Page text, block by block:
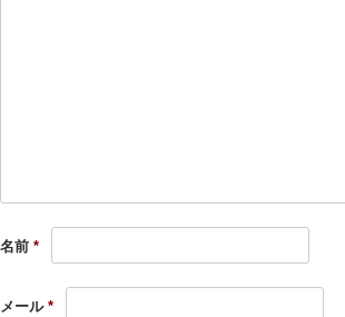
名前 *
メール *